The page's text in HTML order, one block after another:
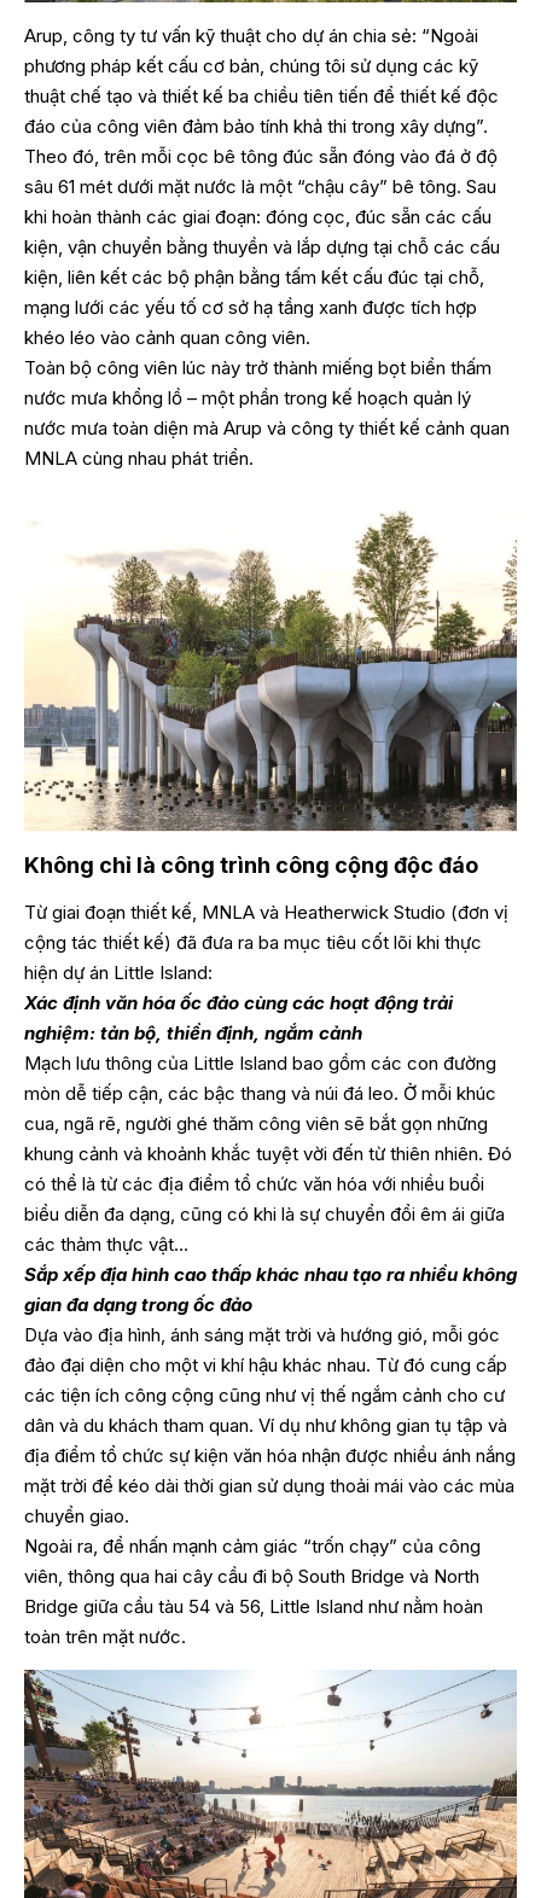
Arup, công ty tư vấn kỹ thuật cho dự án chia sẻ: “Ngoài
phương pháp kết cấu cơ bản, chúng tôi sử dụng các kỹ
thuật chế tạo và thiết kế ba chiều tiên tiến để thiết kế độc
đáo của công viên đảm bảo tính khả thi trong xây dựng”.
Theo đó, trên mỗi cọc bê tông đúc sẵn đóng vào đá ở độ
sâu 61 mét dưới mặt nước là một “chậu cây” bê tông. Sau
khi hoàn thành các giai đoạn: đóng cọc, đúc sẵn các cấu
kiện, vận chuyển bằng thuyền và lắp dựng tại chỗ các cấu
kiện, liên kết các bộ phận bằng tấm kết cấu đúc tại chỗ,
mạng lưới các yếu tố cơ sở hạ tầng xanh được tích hợp
khéo léo vào cảnh quan công viên.
Toàn bộ công viên lúc này trở thành miếng bọt biển thấm
nước mưa khổng lồ – một phần trong kế hoạch quản lý
nước mưa toàn diện mà Arup và công ty thiết kế cảnh quan
MNLA cùng nhau phát triển.
Không chỉ là công trình công cộng độc đáo
Từ giai đoạn thiết kế, MNLA và Heatherwick Studio (đơn vị
cộng tác thiết kế) đã đưa ra ba mục tiêu cốt lõi khi thực
hiện dự án Little Island:
Xác định văn hóa ốc đảo cùng các hoạt động trải
nghiệm: tản bộ, thiền định, ngắm cảnh
Mạch lưu thông của Little Island bao gồm các con đường
mòn dễ tiếp cận, các bậc thang và núi đá leo. Ở mỗi khúc
cua, ngã rẽ, người ghé thăm công viên sẽ bắt gọn những
khung cảnh và khoảnh khắc tuyệt vời đến từ thiên nhiên. Đó
có thể là từ các địa điểm tổ chức văn hóa với nhiều buổi
biểu diễn đa dạng, cũng có khi là sự chuyển đổi êm ái giữa
các thảm thực vật…
Sắp xếp địa hình cao thấp khác nhau tạo ra nhiều không
gian đa dạng trong ốc đảo
Dựa vào địa hình, ánh sáng mặt trời và hướng gió, mỗi góc
đảo đại diện cho một vi khí hậu khác nhau. Từ đó cung cấp
các tiện ích công cộng cũng như vị thế ngắm cảnh cho cư
dân và du khách tham quan. Ví dụ như không gian tụ tập và
địa điểm tổ chức sự kiện văn hóa nhận được nhiều ánh nắng
mặt trời để kéo dài thời gian sử dụng thoải mái vào các mùa
chuyển giao.
Ngoài ra, để nhấn mạnh cảm giác “trốn chạy” của công
viên, thông qua hai cây cầu đi bộ South Bridge và North
Bridge giữa cầu tàu 54 và 56, Little Island như nằm hoàn
toàn trên mặt nước.